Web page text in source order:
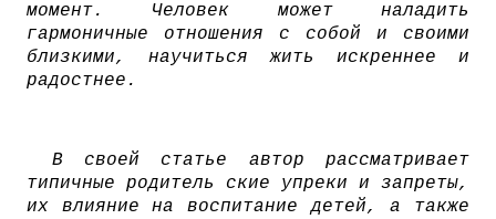
момент. Человек может наладить
гармоничные отношения с собой и своими
близкими, научиться жить искреннее и
радостнее.
В своей статье автор рассматривает
типичные родитель ские упреки и запреты,
их влияние на воспитание детей, а также